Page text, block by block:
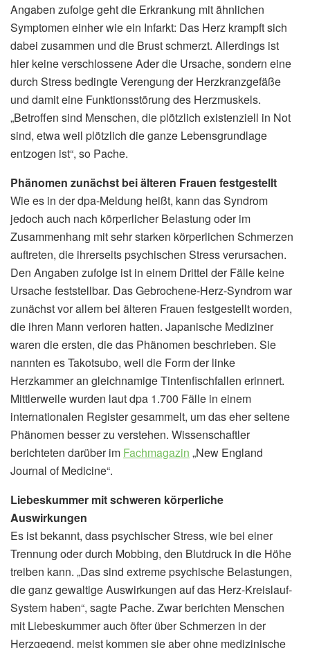
Angaben zufolge geht die Erkrankung mit ähnlichen
Symptomen einher wie ein Infarkt: Das Herz krampft sich
dabei zusammen und die Brust schmerzt. Allerdings ist
hier keine verschlossene Ader die Ursache, sondern eine
durch Stress bedingte Verengung der Herzkranzgefäße
und damit eine Funktionsstörung des Herzmuskels.
„Betroffen sind Menschen, die plötzlich existenziell in Not
sind, etwa weil plötzlich die ganze Lebensgrundlage
entzogen ist“, so Pache.
Phänomen zunächst bei älteren Frauen festgestellt
Wie es in der dpa-Meldung heißt, kann das Syndrom
jedoch auch nach körperlicher Belastung oder im
Zusammenhang mit sehr starken körperlichen Schmerzen
auftreten, die ihrerseits psychischen Stress verursachen.
Den Angaben zufolge ist in einem Drittel der Fälle keine
Ursache feststellbar. Das Gebrochene-Herz-Syndrom war
zunächst vor allem bei älteren Frauen festgestellt worden,
die ihren Mann verloren hatten. Japanische Mediziner
waren die ersten, die das Phänomen beschrieben. Sie
nannten es Takotsubo, weil die Form der linke
Herzkammer an gleichnamige Tintenfischfallen erinnert.
Mittlerweile wurden laut dpa 1.700 Fälle in einem
internationalen Register gesammelt, um das eher seltene
Phänomen besser zu verstehen. Wissenschaftler
berichteten darüber im Fachmagazin „New England
Journal of Medicine“.
Liebeskummer mit schweren körperliche
Auswirkungen
Es ist bekannt, dass psychischer Stress, wie bei einer
Trennung oder durch Mobbing, den Blutdruck in die Höhe
treiben kann. „Das sind extreme psychische Belastungen,
die ganz gewaltige Auswirkungen auf das Herz-Kreislauf-
System haben“, sagte Pache. Zwar berichten Menschen
mit Liebeskummer auch öfter über Schmerzen in der
Herzgegend, meist kommen sie aber ohne medizinische